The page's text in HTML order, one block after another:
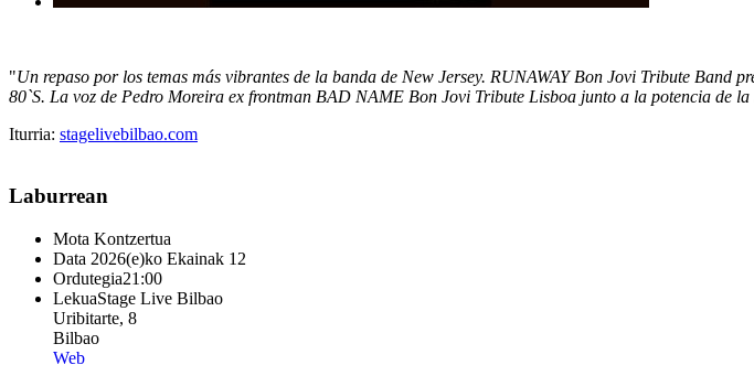
"Un repaso por los temas más vibrantes de la banda de New Jersey. RUNAWAY Bon Jovi Tribute Band
80`S. La voz de Pedro Moreira ex frontman BAD NAME Bon Jovi Tribute Lisboa junto a la potencia de la
Iturria: stagelivebilbao.com
Laburrean
Mota Kontzertua
Data 2026(e)ko Ekainak 12
Ordutegia21:00
LekuaStage Live Bilbao
Uribitarte, 8
Bilbao
Web